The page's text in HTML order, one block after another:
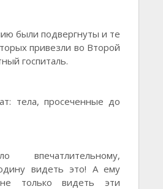
были подвергнуты и те
привезли во Второй
госпиталь.
тела, просеченные до
впечатлительному,
видеть это! А ему
только видеть эти